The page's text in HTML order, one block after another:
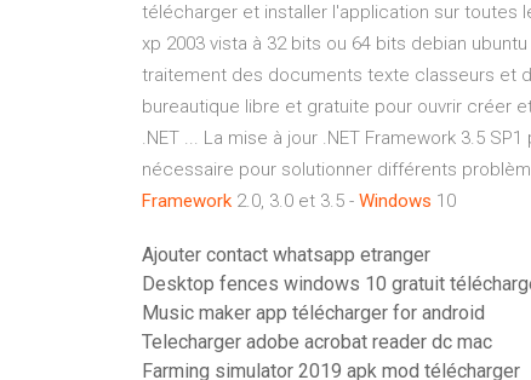
télécharger et installer l'application sur toutes
xp 2003 vista à 32 bits ou 64 bits debian
traitement des documents texte classeurs et
bureautique libre et gratuite pour ouvrir créer
.NET ... La mise à jour .NET Framework 3.5
nécessaire pour solutionner différents
Framework 2.0, 3.0 et 3.5 - Windows 10
Ajouter contact whatsapp etranger
Desktop fences windows 10 gratuit
Music maker app télécharger for android
Telecharger adobe acrobat reader dc mac
Farming simulator 2019 apk mod télécharger